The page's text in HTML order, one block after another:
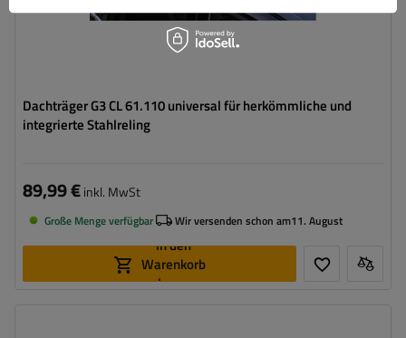
Dachträger G3 CL 61.110 universal für herkömmliche und
integrierte Stahlreling
89,99 €inkl. MwSt
Große Menge verfügbar Wir versenden schon am11. August
In den
Warenkorb
legen